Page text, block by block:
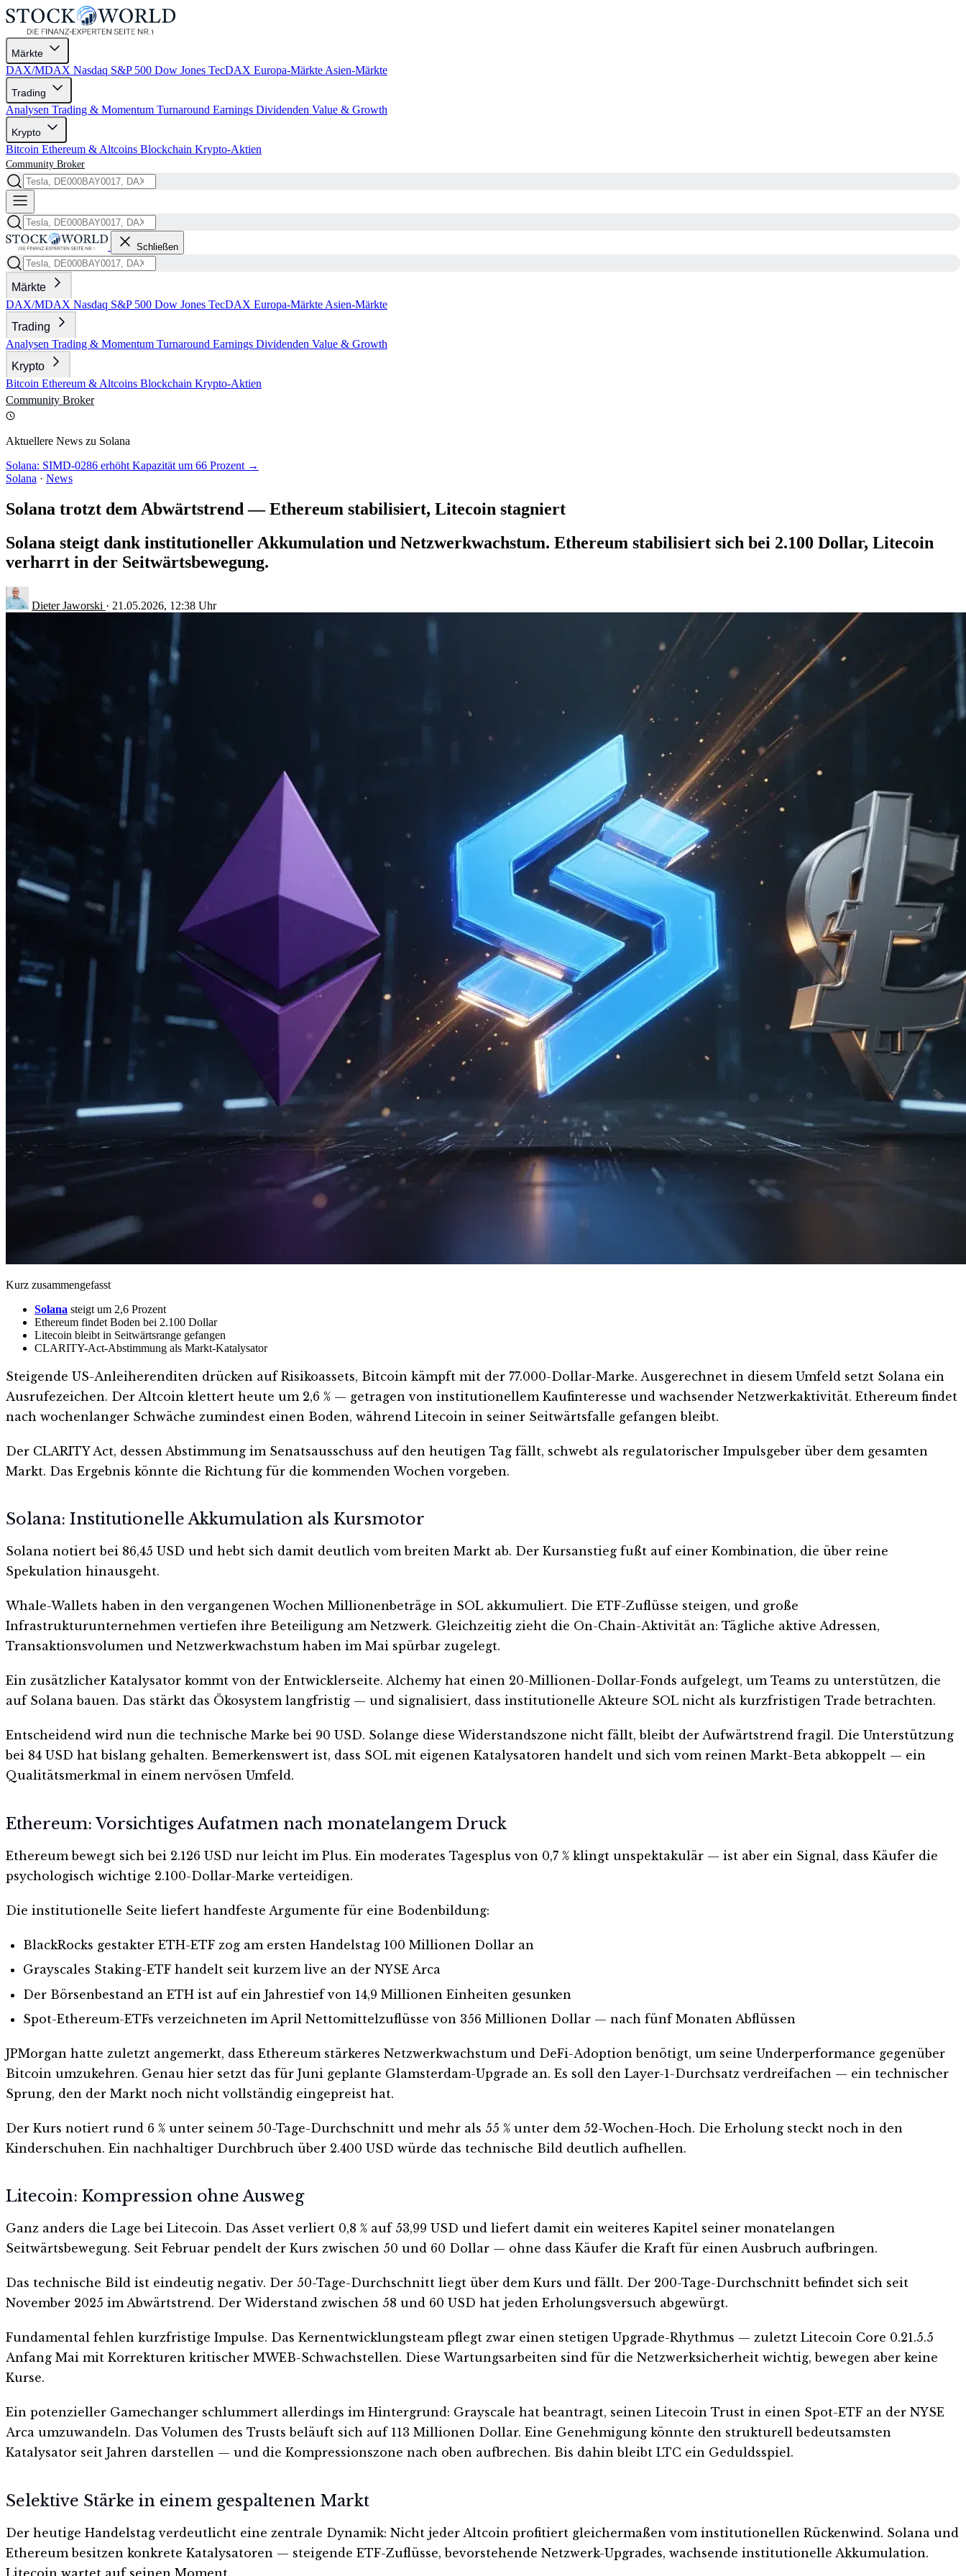
Märkte
DAX/MDAX Nasdaq S&P 500 Dow Jones TecDAX Europa-Märkte Asien-Märkte
Trading
Analysen Trading & Momentum Turnaround Earnings Dividenden Value & Growth
Krypto
Bitcoin Ethereum & Altcoins Blockchain Krypto-Aktien
Community Broker
Schließen
Märkte
DAX/MDAX Nasdaq S&P 500 Dow Jones TecDAX Europa-Märkte Asien-Märkte
Trading
Analysen Trading & Momentum Turnaround Earnings Dividenden Value & Growth
Krypto
Bitcoin Ethereum & Altcoins Blockchain Krypto-Aktien
Community Broker
Aktuellere News zu Solana
Solana: SIMD-0286 erhöht Kapazität um 66 Prozent →
Solana · News
Solana trotzt dem Abwärtstrend — Ethereum stabilisiert, Litecoin stagniert
Solana steigt dank institutioneller Akkumulation und Netzwerkwachstum. Ethereum stabilisiert sich bei 2.100 Dollar, Litecoin
verharrt in der Seitwärtsbewegung.
Dieter Jaworski · 21.05.2026, 12:38 Uhr
Kurz zusammengefasst
Solana steigt um 2,6 Prozent
Ethereum findet Boden bei 2.100 Dollar
Litecoin bleibt in Seitwärtsrange gefangen
CLARITY-Act-Abstimmung als Markt-Katalysator
Steigende US-Anleiherenditen drücken auf Risikoassets, Bitcoin kämpft mit der 77.000-Dollar-Marke. Ausgerechnet in diesem Umfeld setzt Solana ein
Ausrufezeichen. Der Altcoin klettert heute um 2,6 % — getragen von institutionellem Kaufinteresse und wachsender Netzwerkaktivität. Ethereum findet
nach wochenlanger Schwäche zumindest einen Boden, während Litecoin in seiner Seitwärtsfalle gefangen bleibt.
Der CLARITY Act, dessen Abstimmung im Senatsausschuss auf den heutigen Tag fällt, schwebt als regulatorischer Impulsgeber über dem gesamten
Markt. Das Ergebnis könnte die Richtung für die kommenden Wochen vorgeben.
Solana: Institutionelle Akkumulation als Kursmotor
Solana notiert bei 86,45 USD und hebt sich damit deutlich vom breiten Markt ab. Der Kursanstieg fußt auf einer Kombination, die über reine
Spekulation hinausgeht.
Whale-Wallets haben in den vergangenen Wochen Millionenbeträge in SOL akkumuliert. Die ETF-Zuflüsse steigen, und große
Infrastrukturunternehmen vertiefen ihre Beteiligung am Netzwerk. Gleichzeitig zieht die On-Chain-Aktivität an: Tägliche aktive Adressen,
Transaktionsvolumen und Netzwerkwachstum haben im Mai spürbar zugelegt.
Ein zusätzlicher Katalysator kommt von der Entwicklerseite. Alchemy hat einen 20-Millionen-Dollar-Fonds aufgelegt, um Teams zu unterstützen, die
auf Solana bauen. Das stärkt das Ökosystem langfristig — und signalisiert, dass institutionelle Akteure SOL nicht als kurzfristigen Trade betrachten.
Entscheidend wird nun die technische Marke bei 90 USD. Solange diese Widerstandszone nicht fällt, bleibt der Aufwärtstrend fragil. Die Unterstützung
bei 84 USD hat bislang gehalten. Bemerkenswert ist, dass SOL mit eigenen Katalysatoren handelt und sich vom reinen Markt-Beta abkoppelt — ein
Qualitätsmerkmal in einem nervösen Umfeld.
Ethereum: Vorsichtiges Aufatmen nach monatelangem Druck
Ethereum bewegt sich bei 2.126 USD nur leicht im Plus. Ein moderates Tagesplus von 0,7 % klingt unspektakulär — ist aber ein Signal, dass Käufer die
psychologisch wichtige 2.100-Dollar-Marke verteidigen.
Die institutionelle Seite liefert handfeste Argumente für eine Bodenbildung:
BlackRocks gestakter ETH-ETF zog am ersten Handelstag 100 Millionen Dollar an
Grayscales Staking-ETF handelt seit kurzem live an der NYSE Arca
Der Börsenbestand an ETH ist auf ein Jahrestief von 14,9 Millionen Einheiten gesunken
Spot-Ethereum-ETFs verzeichneten im April Nettomittelzuflüsse von 356 Millionen Dollar — nach fünf Monaten Abflüssen
JPMorgan hatte zuletzt angemerkt, dass Ethereum stärkeres Netzwerkwachstum und DeFi-Adoption benötigt, um seine Underperformance gegenüber
Bitcoin umzukehren. Genau hier setzt das für Juni geplante Glamsterdam-Upgrade an. Es soll den Layer-1-Durchsatz verdreifachen — ein technischer
Sprung, den der Markt noch nicht vollständig eingepreist hat.
Der Kurs notiert rund 6 % unter seinem 50-Tage-Durchschnitt und mehr als 55 % unter dem 52-Wochen-Hoch. Die Erholung steckt noch in den
Kinderschuhen. Ein nachhaltiger Durchbruch über 2.400 USD würde das technische Bild deutlich aufhellen.
Litecoin: Kompression ohne Ausweg
Ganz anders die Lage bei Litecoin. Das Asset verliert 0,8 % auf 53,99 USD und liefert damit ein weiteres Kapitel seiner monatelangen
Seitwärtsbewegung. Seit Februar pendelt der Kurs zwischen 50 und 60 Dollar — ohne dass Käufer die Kraft für einen Ausbruch aufbringen.
Das technische Bild ist eindeutig negativ. Der 50-Tage-Durchschnitt liegt über dem Kurs und fällt. Der 200-Tage-Durchschnitt befindet sich seit
November 2025 im Abwärtstrend. Der Widerstand zwischen 58 und 60 USD hat jeden Erholungsversuch abgewürgt.
Fundamental fehlen kurzfristige Impulse. Das Kernentwicklungsteam pflegt zwar einen stetigen Upgrade-Rhythmus — zuletzt Litecoin Core 0.21.5.5
Anfang Mai mit Korrekturen kritischer MWEB-Schwachstellen. Diese Wartungsarbeiten sind für die Netzwerksicherheit wichtig, bewegen aber keine
Kurse.
Ein potenzieller Gamechanger schlummert allerdings im Hintergrund: Grayscale hat beantragt, seinen Litecoin Trust in einen Spot-ETF an der NYSE
Arca umzuwandeln. Das Volumen des Trusts beläuft sich auf 113 Millionen Dollar. Eine Genehmigung könnte den strukturell bedeutsamsten
Katalysator seit Jahren darstellen — und die Kompressionszone nach oben aufbrechen. Bis dahin bleibt LTC ein Geduldsspiel.
Selektive Stärke in einem gespaltenen Markt
Der heutige Handelstag verdeutlicht eine zentrale Dynamik: Nicht jeder Altcoin profitiert gleichermaßen vom institutionellen Rückenwind. Solana und
Ethereum besitzen konkrete Katalysatoren — steigende ETF-Zuflüsse, bevorstehende Netzwerk-Upgrades, wachsende institutionelle Akkumulation.
Litecoin wartet auf seinen Moment.